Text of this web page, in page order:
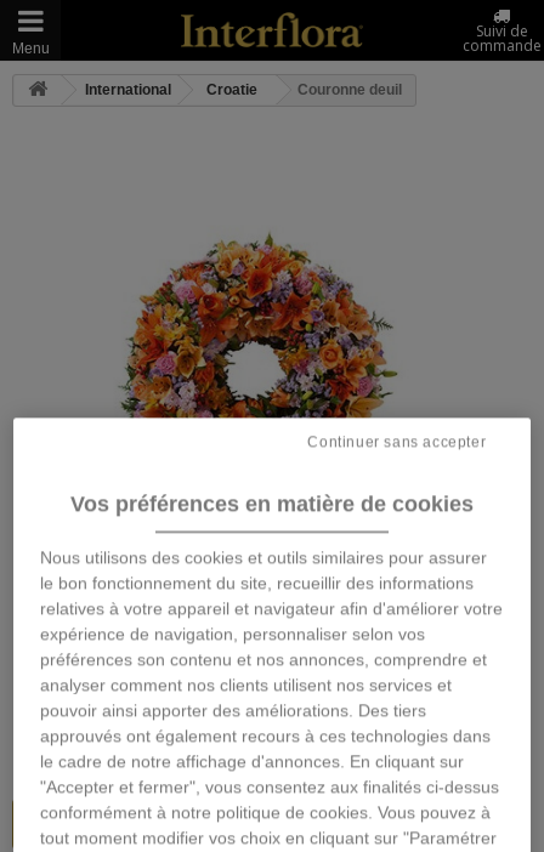
Menu
Suivi de
commande
International Croatie Couronne deuil
Agrandir l'image
COURONNE DEUIL
Description
120,00 €TTC
Ajouter au panier
Vos préférences en matière de cookies
Nous utilisons des cookies et outils similaires pour assurer
le bon fonctionnement du site, recueillir des informations
relatives à votre appareil et navigateur afin d'améliorer votre
expérience de navigation, personnaliser selon vos
préférences son contenu et nos annonces, comprendre et
analyser comment nos clients utilisent nos services et
pouvoir ainsi apporter des améliorations. Des tiers
approuvés ont également recours à ces technologies dans
le cadre de notre affichage d'annonces. En cliquant sur
"Accepter et fermer", vous consentez aux finalités ci-dessus
conformément à notre politique de cookies. Vous pouvez à
tout moment modifier vos choix en cliquant sur "Paramétrer
Continuer sans accepter